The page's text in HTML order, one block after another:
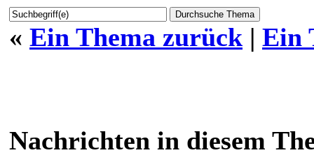
« Ein Thema zurück | Ein
Nachrichten in diesem